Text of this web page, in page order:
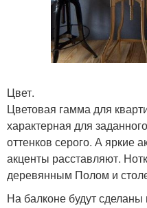
Цвет.
Цветовая гамма для
характерная для
оттенков серого. А яркие
акценты расставляют.
деревянным Полом и
На балконе будут